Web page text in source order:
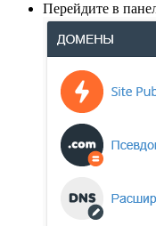
Перейдите в